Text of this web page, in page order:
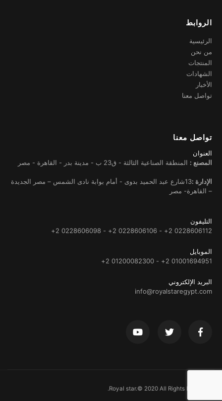
الروابط
الرئيسية
من نحن
المنتجات
الشهادات
الأخبار
تواصل معنا
تواصل معنا
العنوان
المصنع : المنطقة الصناعية الثالثة - ق23 ب - مدينة بدر - القاهرة - مصر
الإدارة :
13شارع عبد الحميد بدوى - أمام بوابة نادى الشمس – مصر الجديدة
– القاهرة- مصر
التليفون
0228606112 2+ - 0228606106 2+ - 0228606098 2+
الموبايل
01001694951 2+ - 01200082300 2+
البريد الإلكتروني
info@royalstaregypt.com
Royal star.© 2020 All Rights Reserved.